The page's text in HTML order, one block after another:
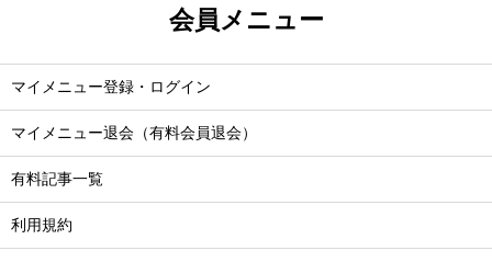
会員メニュー
マイメニュー登録・ログイン
マイメニュー退会（有料会員退会）
有料記事一覧
利用規約